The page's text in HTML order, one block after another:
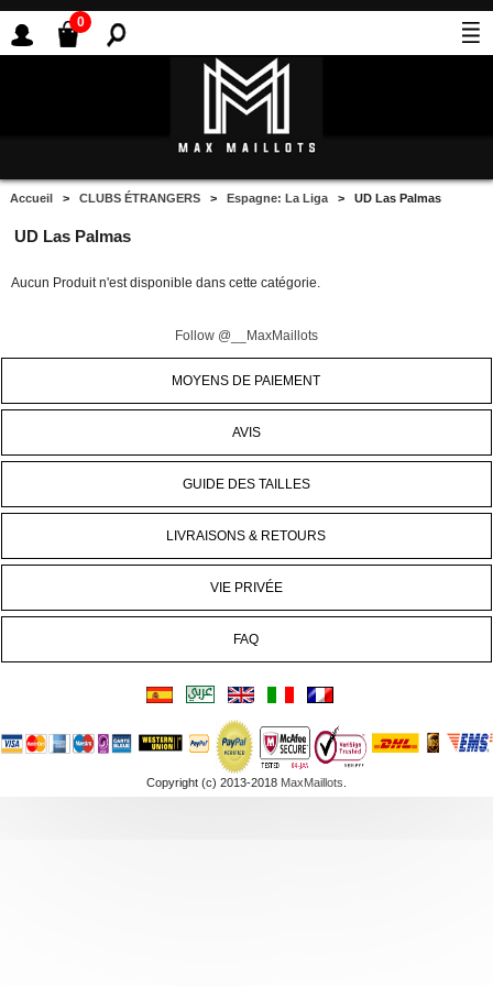
0
Accueil >CLUBS ÉTRANGERS >Espagne: La Liga > UD Las Palmas
UD Las Palmas
Aucun Produit n'est disponible dans cette catégorie.
Follow @__MaxMaillots
MOYENS DE PAIEMENT
AVIS
GUIDE DES TAILLES
LIVRAISONS & RETOURS
VIE PRIVÉE
FAQ
Copyright (c) 2013-2018 MaxMaillots